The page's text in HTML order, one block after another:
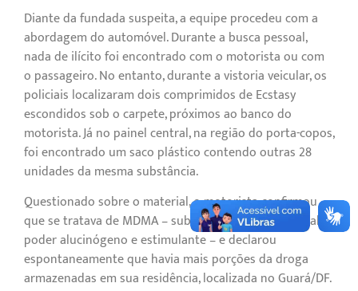
Diante da fundada suspeita, a equipe procedeu com a
abordagem do automóvel. Durante a busca pessoal,
nada de ilícito foi encontrado com o motorista ou com
o passageiro. No entanto, durante a vistoria veicular, os
policiais localizaram dois comprimidos de Ecstasy
escondidos sob o carpete, próximos ao banco do
motorista. Já no painel central, na região do porta-copos,
foi encontrado um saco plástico contendo outras 28
unidades da mesma substância.
Questionado sobre o material, o motorista confirmou
que se tratava de MDMA – substância sintética com alto
poder alucinógeno e estimulante – e declarou
espontaneamente que havia mais porções da droga
armazenadas em sua residência, localizada no Guará/DF.